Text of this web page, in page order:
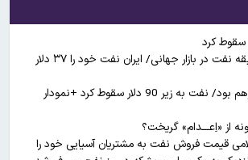
ارزان فروشی بی سابقه نفت در بازار جهانی/ ایران نفت خود را ۳۷ دلار
زمستان سرد اروپا توهم بود/ نفت به زیر 90 دلار سقوط کرد +نمودار
از «اِعـــدام» گریخت؟
قیمت فروش نفت به مشتریان آسیایی خود را